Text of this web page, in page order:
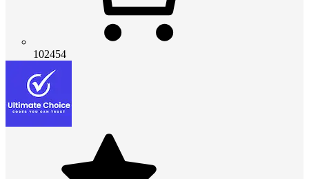
102454